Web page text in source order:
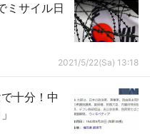
ミサイル日
2021/5/22(Sa) 13:18
十分！中